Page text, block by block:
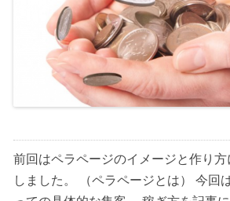
前回はペラページのイメージと作り
しました。 （ペラページとは） 今回